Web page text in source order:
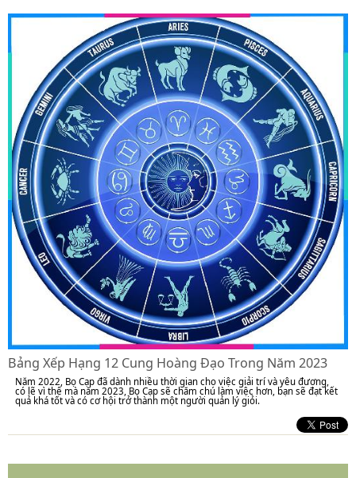
Bảng Xếp Hạng 12 Cung Hoàng Đạo Trong Năm 2023
Năm 2022, Bọ Cạp đã dành nhiều thời gian cho việc giải trí và yêu đương,
có lẽ vì thế mà năm 2023, Bọ Cạp sẽ chăm chú làm việc hơn, bạn sẽ đạt kết
quả khá tốt và có cơ hội trở thành một người quản lý giỏi.